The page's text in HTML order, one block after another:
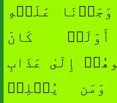
عَلَيۡهِ
كَانَ
إِلَىٰ عَذَابِ
(21) وَمَن يُسۡلِمۡ